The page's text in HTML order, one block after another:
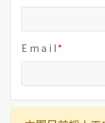
E m a i l